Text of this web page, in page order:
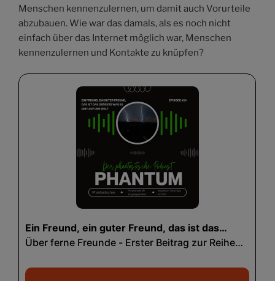
Menschen kennenzulernen, um damit auch Vorurteile
abzubauen. Wie war das damals, als es noch nicht
einfach über das Internet möglich war, Menschen
kennenzulernen und Kontakte zu knüpfen?